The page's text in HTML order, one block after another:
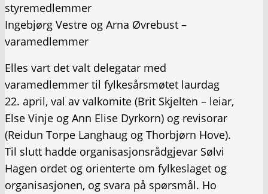
styremedlemmer
Ingebjørg Vestre og Arna Øvrebust –
varamedlemmer
Elles vart det valt delegatar med
varamedlemmer til fylkesårsmøtet laurdag
22. april, val av valkomite (Brit Skjelten – leiar,
Else Vinje og Ann Elise Dyrkorn) og revisorar
(Reidun Torpe Langhaug og Thorbjørn Hove).
Til slutt hadde organisasjonsrådgjevar Sølvi
Hagen ordet og orienterte om fylkeslaget og
organisasjonen, og svara på spørsmål. Ho